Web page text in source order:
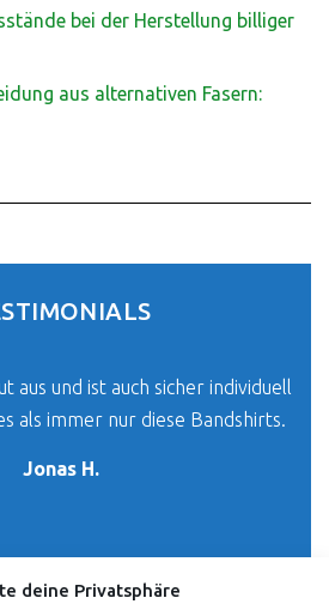
deine Privatsphäre
bei der Herstellung billiger
aus alternativen Fasern:
aus und ist auch sicher individuell
als immer nur diese Bandshirts.
Jonas H.